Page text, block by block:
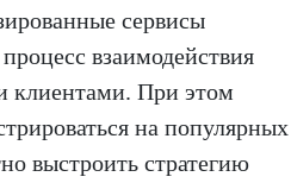
сервисы
взаимодействия
клиентами. При этом
на популярных
выстроить стратегию